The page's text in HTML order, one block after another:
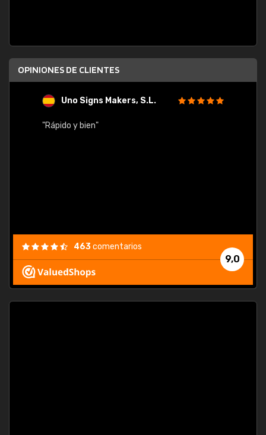
OPINIONES DE CLIENTES
Uno Signs Makers, S.L.
"Rápido y bien"
9,0
463comentarios